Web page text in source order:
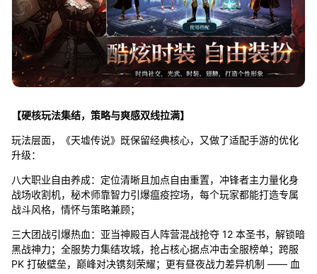
【硬核玩法集结，策略与爽感双线拉满】
玩法层面，《天墟传说》既保留经典核心，又做了适配手游的优化
升级：
八大职业自由养成：定位清晰且加点自由重置，冲锋者主力量化身
战场收割机，秘术师靠智力引爆瘟疫控场，每个玩家都能打造专属
战斗风格，情怀与策略兼顾；
三大团战引爆热血：亚当神殿百人阵营混战抢夺 12 本圣书，解锁暗
黑战神力；全服势力集结攻城，抢占核心据点冲击全服榜单；跨服
PK 打破壁垒，巅峰对决镌刻荣耀；更有昼夜战力差异机制 —— 血